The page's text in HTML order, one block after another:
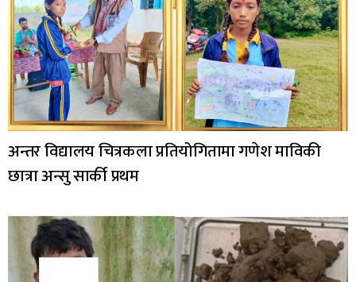
अन्तर विद्यालय चित्रकला प्रतियोगितामा गणेश माविकी
छात्रा अन्सु सार्की प्रथम